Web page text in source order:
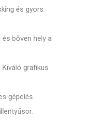
és gyors
bőven hely a
Kiváló grafikus
gépelés.